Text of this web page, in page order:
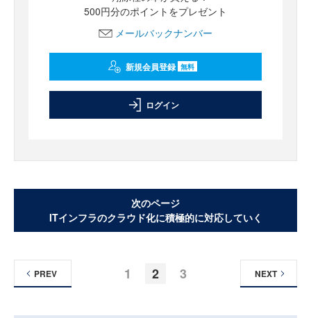
500円分のポイントをプレゼント
メールバックナンバー
新規会員登録 無料
ログイン
次のページ
ITインフラのクラウド化に積極的に対応していく
1 2 3
PREV NEXT